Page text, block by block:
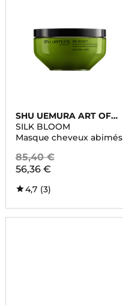
SHU UEMURA ART OF
HAIR
SILK BLOOM
Masque cheveux abimés
85,40 €
56,36 €
4,7 (3)